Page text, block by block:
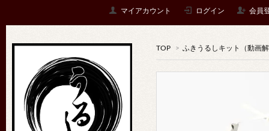
マイアカウント ログイン 会員
TOP > ふきうるしキット（動画